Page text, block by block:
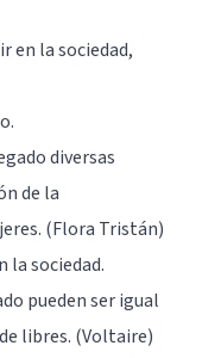
en la sociedad,
diversas
de la
(Flora Tristán)
la sociedad.
pueden ser igual
libres. (Voltaire)